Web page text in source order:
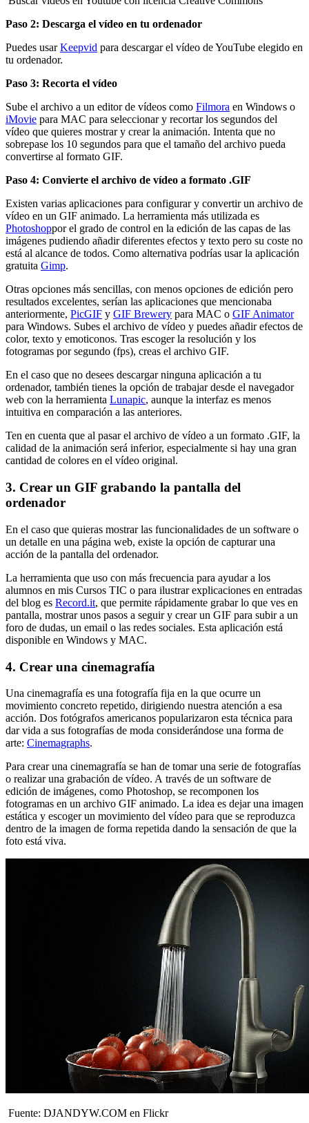
Paso 2: Descarga el vídeo en tu ordenador
Puedes usarKeepvid para descargar el vídeo de YouTube elegido en
tu ordenador.
Paso 3: Recorta el vídeo
Sube el archivo a un editor de vídeos como Filmora en Windows o
iMovie para MAC para seleccionar y recortar los segundos del
vídeo que quieres mostrar y crear la animación. Intenta que no
sobrepase los 10 segundos para que el tamaño del archivo pueda
convertirse al formato GIF.
Paso 4: Convierte el archivo de vídeo a formato .GIF
Existen varias aplicaciones para configurar y convertir un archivo de
vídeo en un GIF animado. La herramienta más utilizada es
Photoshoppor el grado de control en la edición de las capas de las
imágenes pudiendo añadir diferentes efectos y texto pero su coste no
está al alcance de todos. Como alternativa podrías usar la aplicación
gratuita Gimp.
Otras opciones más sencillas, con menos opciones de edición pero
resultados excelentes, serían las aplicaciones que mencionaba
anteriormente, PicGIF y GIF Brewery para MAC o GIF Animator
para Windows. Subes el archivo de vídeo y puedes añadir efectos de
color, texto y emoticonos. Tras escoger la resolución y los
fotogramas por segundo (fps), creas el archivo GIF.
En el caso que no desees descargar ninguna aplicación a tu
ordenador, también tienes la opción de trabajar desde el navegador
web con la herramienta Lunapic, aunque la interfaz es menos
intuitiva en comparación a las anteriores.
Ten en cuenta que al pasar el archivo de vídeo a un formato .GIF, la
calidad de la animación será inferior, especialmente si hay una gran
cantidad de colores en el vídeo original.
3. Crear un GIF grabando la pantalla del
ordenador
En el caso que quieras mostrar las funcionalidades de un software o
un detalle en una página web, existe la opción de capturar una
acción de la pantalla del ordenador.
La herramienta que uso con más frecuencia para ayudar a los
alumnos en mis Cursos TIC o para ilustrar explicaciones en entradas
del blog es Record.it, que permite rápidamente grabar lo que ves en
pantalla, mostrar unos pasos a seguir y crear un GIF para subir a un
foro de dudas, un email o las redes sociales. Esta aplicación está
disponible en Windows y MAC.
4. Crear una cinemagrafía
Una cinemagrafía es una fotografía fija en la que ocurre un
movimiento concreto repetido, dirigiendo nuestra atención a esa
acción. Dos fotógrafos americanos popularizaron esta técnica para
dar vida a sus fotografías de moda considerándose una forma de
arte: Cinemagraphs.
Para crear una cinemagrafía se han de tomar una serie de fotografías
o realizar una grabación de vídeo. A través de un software de
edición de imágenes, como Photoshop, se recomponen los
fotogramas en un archivo GIF animado. La idea es dejar una imagen
estática y escoger un movimiento del vídeo para que se reproduzca
dentro de la imagen de forma repetida dando la sensación de que la
foto está viva.
Fuente: DJANDYW.COM en Flickr